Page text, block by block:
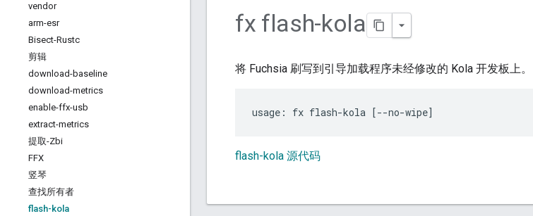
vendor
arm-esr
Bisect-Rustc
剪辑
download-baseline
download-metrics
enable-ffx-usb
extract-metrics
提取-Zbi
FFX
竖琴
查找所有者
flash-kola
fx flash-kola
将 Fuchsia 刷写到引导加载程序未经修改的 Kola 开发板上。
flash-kola 源代码